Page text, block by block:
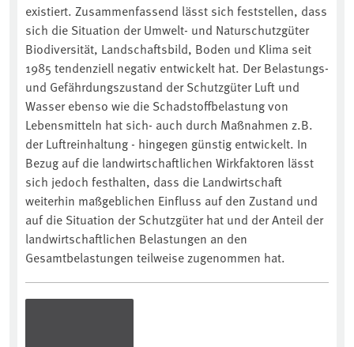
existiert. Zusammenfassend lässt sich feststellen, dass
sich die Situation der Umwelt- und Naturschutzgüter
Biodiversität, Landschaftsbild, Boden und Klima seit
1985 tendenziell negativ entwickelt hat. Der Belastungs-
und Gefährdungszustand der Schutzgüter Luft und
Wasser ebenso wie die Schadstoffbelastung von
Lebensmitteln hat sich- auch durch Maßnahmen z.B.
der Luftreinhaltung - hingegen günstig entwickelt. In
Bezug auf die landwirtschaftlichen Wirkfaktoren lässt
sich jedoch festhalten, dass die Landwirtschaft
weiterhin maßgeblichen Einfluss auf den Zustand und
auf die Situation der Schutzgüter hat und der Anteil der
landwirtschaftlichen Belastungen an den
Gesamtbelastungen teilweise zugenommen hat.